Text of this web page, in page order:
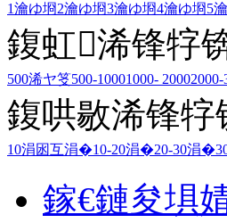
1瀹ゆ埛2瀹ゆ埛3瀹ゆ埛4瀹ゆ埛5
鍑虹浠锋牸
500浠ヤ笅500-10001000- 20002000-
鍑哄敭浠锋
10涓囦互涓�10-20涓�20-30涓�
鎵€鏈夋埧